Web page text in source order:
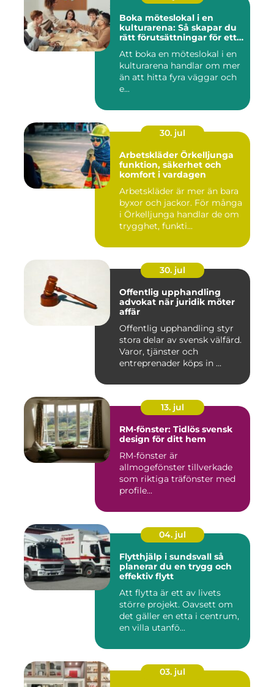
Boka möteslokal i en
kulturarena: Så skapar du
rätt förutsättningar för ett
Att boka en möteslokal i en
kulturarena handlar om mer
än att hitta fyra väggar och
e...
30. jul
Arbetskläder Örkelljunga
funktion, säkerhet och
komfort i vardagen
Arbetskläder är mer än bara
byxor och jackor. För många
i Örkelljunga handlar de om
trygghet, funkti...
30. jul
Offentlig upphandling
advokat när juridik möter
affär
Offentlig upphandling styr
stora delar av svensk välfärd.
Varor, tjänster och
entreprenader köps in ...
13. jul
RM-fönster: Tidlös svensk
design för ditt hem
RM-fönster är
allmogefönster tillverkade
som riktiga träfönster med
profile...
04. jul
Flytthjälp i sundsvall så
planerar du en trygg och
effektiv flytt
Att flytta är ett av livets
större projekt. Oavsett om
det gäller en etta i centrum,
en villa utanfö...
03. jul